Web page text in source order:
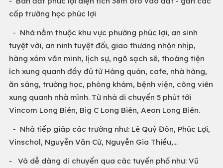
cấp trường học phúc lợi
- Nhà nằm thuộc khu vực phường phúc lợi, an sinh
tuyệt vời, an ninh tuyệt đối, giao thương nhộn nhịp,
hàng xóm văn minh, lịch sự, ngõ sạch sẽ, thoáng tiện
ích xung quanh đầy đủ từ Hàng quán, cafe, nhà hàng,
ăn sáng, trường học, phòng khám, bệnh viện, công viên
xung quanh nhà mình. Từ nhà di chuyển 5 phút tới
Vincom Long Biên, Big C Long Biên, Aeon Long Biên.
- Nhà tiếp giáp các trường như: Lê Quý Đôn, Phúc Lợi,
Vinschol, Nguyễn Văn Cừ, Nguyễn Gia Thiều,…
- Và dễ dàng di chuyển qua các tuyến phố như: Vũ